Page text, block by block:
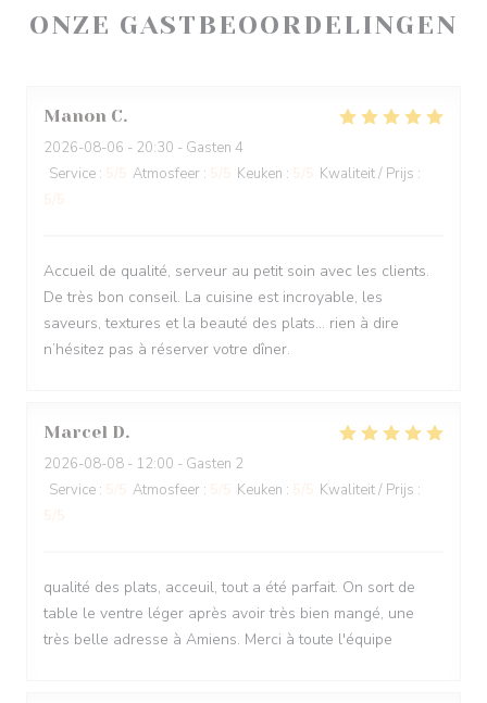
ONZE GASTBEOORDELINGEN
Manon C
2026-08-06 - 20:30 - Gasten 4
Service : Atmosfeer : Keuken : Kwaliteit / Prijs :
Accueil de qualité, serveur au petit soin avec les clients.
De très bon conseil. La cuisine est incroyable, les
saveurs, textures et la beauté des plats… rien à dire
n’hésitez pas à réserver votre dîner.
Marcel D
2026-08-08 - 12:00 - Gasten 2
Service : Atmosfeer : Keuken : Kwaliteit / Prijs :
qualité des plats, acceuil, tout a été parfait. On sort de
table le ventre léger après avoir très bien mangé, une
très belle adresse à Amiens. Merci à toute l'équipe